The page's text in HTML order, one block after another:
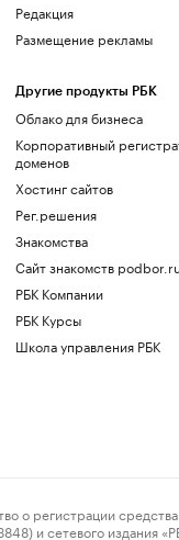
Редакция
Размещение рекламы
Другие продукты РБК
Облако для бизнеса
Корпоративный
доменов
Хостинг сайтов
Рег.решения
Знакомства
Сайт знакомств
РБК Компании
РБК Курсы
Школа управления РБК
регистрации
и сетевого издания